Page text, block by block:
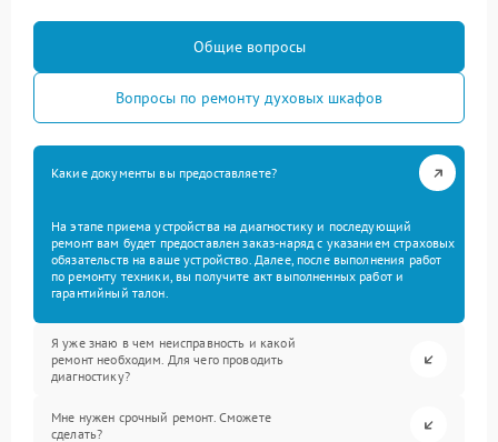
Общие вопросы
Вопросы по ремонту духовых шкафов
Какие документы вы предоставляете?
На этапе приема устройства на диагностику и последующий
ремонт вам будет предоставлен заказ-наряд с указанием страховых
обязательств на ваше устройство. Далее, после выполнения работ
по ремонту техники, вы получите акт выполненных работ и
гарантийный талон.
Я уже знаю в чем неисправность и какой
ремонт необходим. Для чего проводить
диагностику?
Мне нужен срочный ремонт. Сможете
сделать?